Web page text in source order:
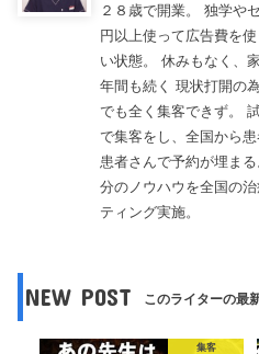
２８歳で開業。 独学や
円以上使って広告費を
い状態。 休みもなく、
年間も続く 現状打開の
でも全く集客できず。
で集客をし、全国から
患者さんで予約が埋ま
分のノウハウを全国の
ティング実施。
NEW POST このライターの最
集客